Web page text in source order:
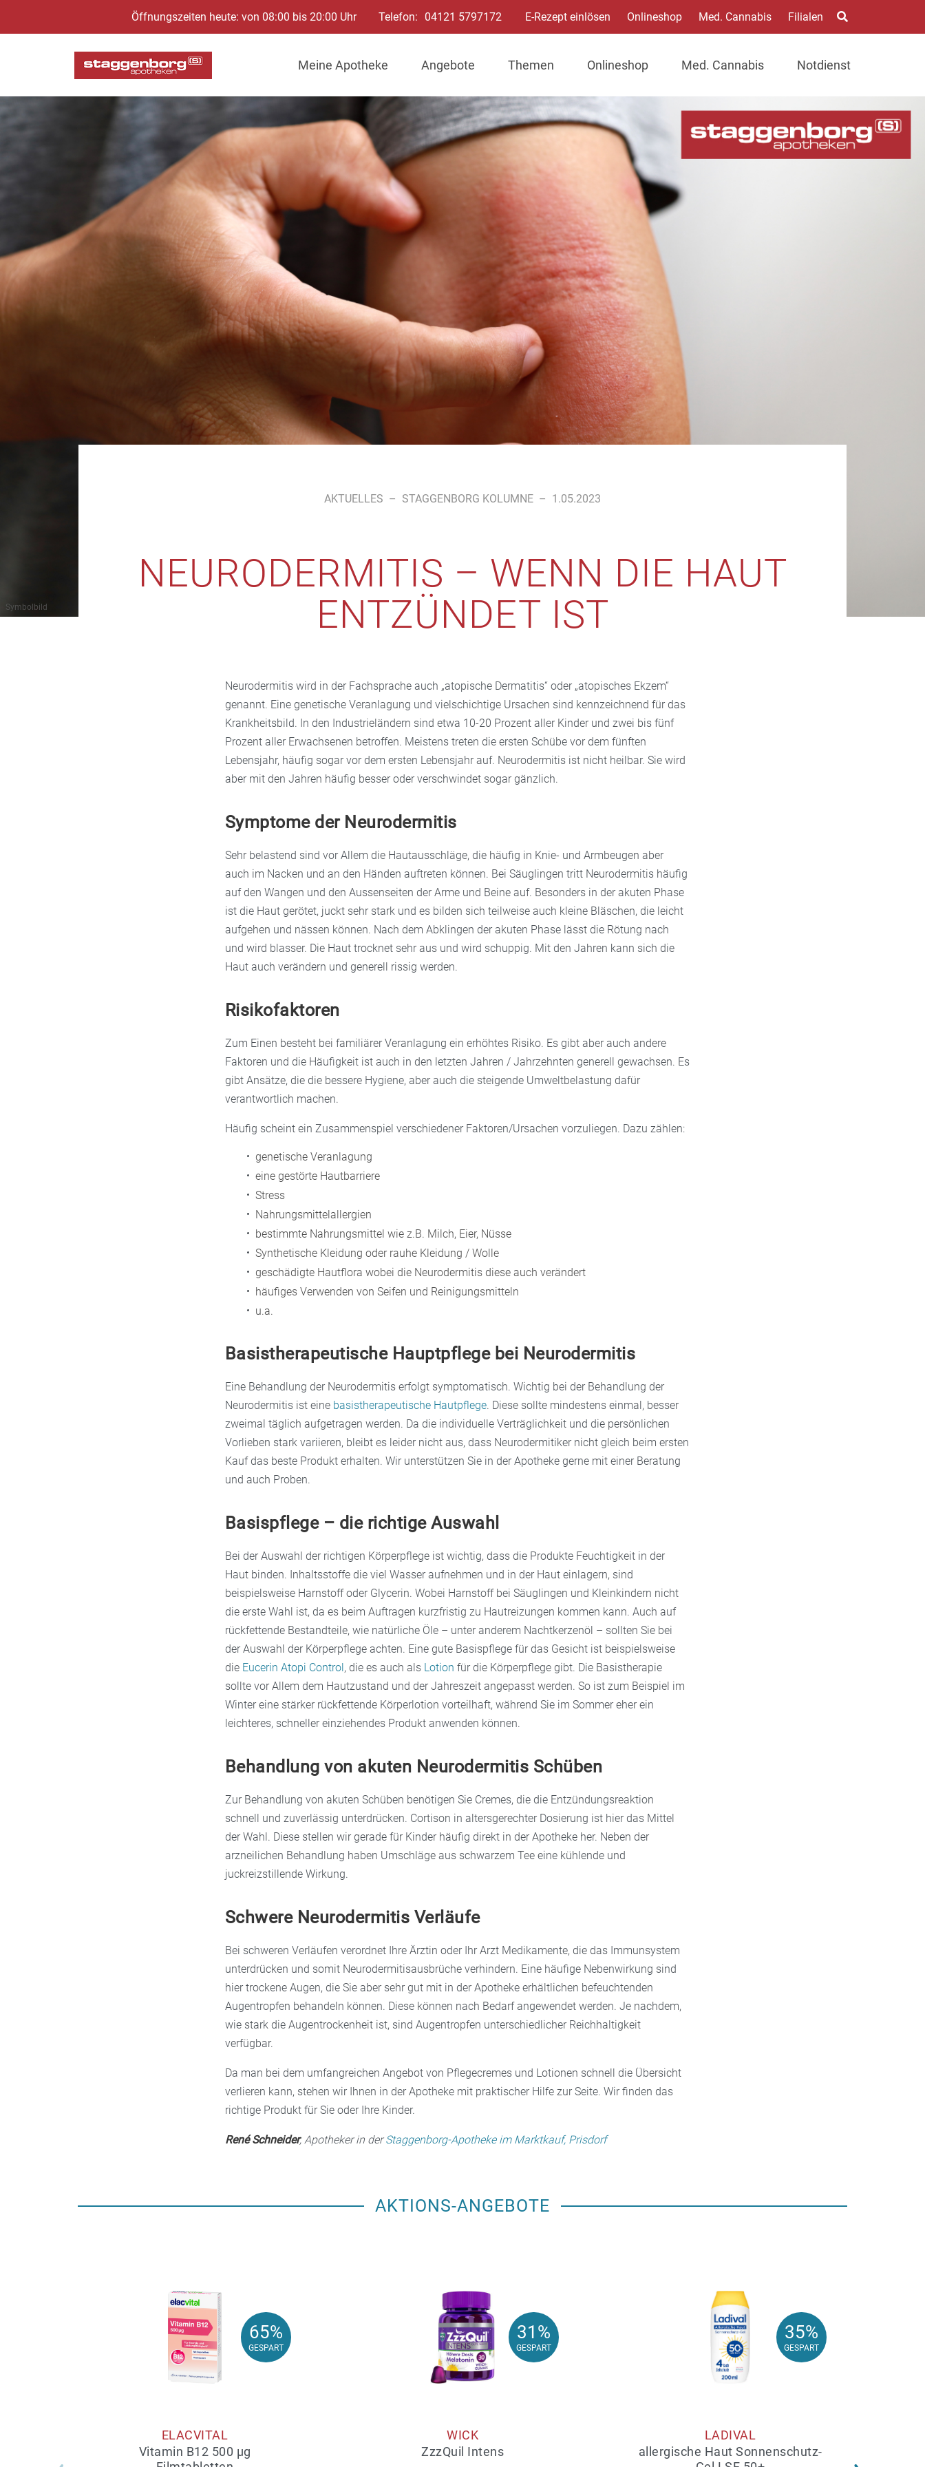
Öffnungszeiten heute: von 08:00 bis 20:00 Uhr Telefon: 04121 5797172 E-Rezept einlösen Onlineshop Med. Cannabis Filialen
Meine Apotheke Angebote Themen Onlineshop Med. Cannabis Notdienst
Symbolbild
AKTUELLES – STAGGENBORG KOLUMNE – 1.05.2023
NEURODERMITIS – WENN DIE HAUT
ENTZÜNDET IST
Neurodermitis wird in der Fachsprache auch „atopische Dermatitis“ oder „atopisches Ekzem“
genannt. Eine genetische Veranlagung und vielschichtige Ursachen sind kennzeichnend für das
Krankheitsbild. In den Industrieländern sind etwa 10-20 Prozent aller Kinder und zwei bis fünf
Prozent aller Erwachsenen betroffen. Meistens treten die ersten Schübe vor dem fünften
Lebensjahr, häufig sogar vor dem ersten Lebensjahr auf. Neurodermitis ist nicht heilbar. Sie wird
aber mit den Jahren häufig besser oder verschwindet sogar gänzlich.
Symptome der Neurodermitis
Sehr belastend sind vor Allem die Hautausschläge, die häufig in Knie- und Armbeugen aber
auch im Nacken und an den Händen auftreten können. Bei Säuglingen tritt Neurodermitis häufig
auf den Wangen und den Aussenseiten der Arme und Beine auf. Besonders in der akuten Phase
ist die Haut gerötet, juckt sehr stark und es bilden sich teilweise auch kleine Bläschen, die leicht
aufgehen und nässen können. Nach dem Abklingen der akuten Phase lässt die Rötung nach
und wird blasser. Die Haut trocknet sehr aus und wird schuppig. Mit den Jahren kann sich die
Haut auch verändern und generell rissig werden.
Risikofaktoren
Zum Einen besteht bei familiärer Veranlagung ein erhöhtes Risiko. Es gibt aber auch andere
Faktoren und die Häufigkeit ist auch in den letzten Jahren / Jahrzehnten generell gewachsen. Es
gibt Ansätze, die die bessere Hygiene, aber auch die steigende Umweltbelastung dafür
verantwortlich machen.
Häufig scheint ein Zusammenspiel verschiedener Faktoren/Ursachen vorzuliegen. Dazu zählen:
genetische Veranlagung
eine gestörte Hautbarriere
Stress
Nahrungsmittelallergien
bestimmte Nahrungsmittel wie z.B. Milch, Eier, Nüsse
Synthetische Kleidung oder rauhe Kleidung / Wolle
geschädigte Hautflora wobei die Neurodermitis diese auch verändert
häufiges Verwenden von Seifen und Reinigungsmitteln
u.a.
Basistherapeutische Hauptpflege bei Neurodermitis
Eine Behandlung der Neurodermitis erfolgt symptomatisch. Wichtig bei der Behandlung der
Neurodermitis ist eine basistherapeutische Hautpflege. Diese sollte mindestens einmal, besser
zweimal täglich aufgetragen werden. Da die individuelle Verträglichkeit und die persönlichen
Vorlieben stark variieren, bleibt es leider nicht aus, dass Neurodermitiker nicht gleich beim ersten
Kauf das beste Produkt erhalten. Wir unterstützen Sie in der Apotheke gerne mit einer Beratung
und auch Proben.
Basispflege – die richtige Auswahl
Bei der Auswahl der richtigen Körperpflege ist wichtig, dass die Produkte Feuchtigkeit in der
Haut binden. Inhaltsstoffe die viel Wasser aufnehmen und in der Haut einlagern, sind
beispielsweise Harnstoff oder Glycerin. Wobei Harnstoff bei Säuglingen und Kleinkindern nicht
die erste Wahl ist, da es beim Auftragen kurzfristig zu Hautreizungen kommen kann. Auch auf
rückfettende Bestandteile, wie natürliche Öle – unter anderem Nachtkerzenöl – sollten Sie bei
der Auswahl der Körperpflege achten. Eine gute Basispflege für das Gesicht ist beispielsweise
die Eucerin Atopi Control, die es auch als Lotion für die Körperpflege gibt. Die Basistherapie
sollte vor Allem dem Hautzustand und der Jahreszeit angepasst werden. So ist zum Beispiel im
Winter eine stärker rückfettende Körperlotion vorteilhaft, während Sie im Sommer eher ein
leichteres, schneller einziehendes Produkt anwenden können.
Behandlung von akuten Neurodermitis Schüben
Zur Behandlung von akuten Schüben benötigen Sie Cremes, die die Entzündungsreaktion
schnell und zuverlässig unterdrücken. Cortison in altersgerechter Dosierung ist hier das Mittel
der Wahl. Diese stellen wir gerade für Kinder häufig direkt in der Apotheke her. Neben der
arzneilichen Behandlung haben Umschläge aus schwarzem Tee eine kühlende und
juckreizstillende Wirkung.
Schwere Neurodermitis Verläufe
Bei schweren Verläufen verordnet Ihre Ärztin oder Ihr Arzt Medikamente, die das Immunsystem
unterdrücken und somit Neurodermitisausbrüche verhindern. Eine häufige Nebenwirkung sind
hier trockene Augen, die Sie aber sehr gut mit in der Apotheke erhältlichen befeuchtenden
Augentropfen behandeln können. Diese können nach Bedarf angewendet werden. Je nachdem,
wie stark die Augentrockenheit ist, sind Augentropfen unterschiedlicher Reichhaltigkeit
verfügbar.
Da man bei dem umfangreichen Angebot von Pflegecremes und Lotionen schnell die Übersicht
verlieren kann, stehen wir Ihnen in der Apotheke mit praktischer Hilfe zur Seite. Wir finden das
richtige Produkt für Sie oder Ihre Kinder.
René Schneider, Apotheker in derStaggenborg-Apotheke im Marktkauf, Prisdorf
AKTIONS-ANGEBOTE
65%
GESPART
65%
GESPART
ELACVITAL
Vitamin B12 500 µg
31%
GESPART
31%
GESPART
WICK
ZzzQuil Intens
35%
GESPART
35%
GESPART
LADIVAL
allergische Haut Sonnenschutz-